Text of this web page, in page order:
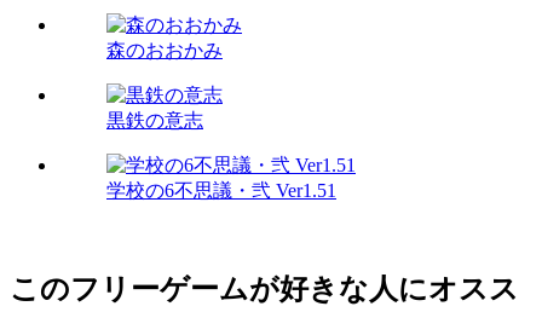
森のおおかみ
黒鉄の意志
学校の6不思議・弐 Ver1.51
このフリーゲームが好きな人にオスス